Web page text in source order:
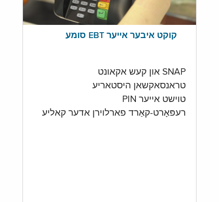
קוקט איבער אייער EBT סומע
SNAP און קעש אקאונט
טראנסאקשאן היסטאריע
טוישט אייער PIN
רעפּאָרט-קאַרד פארלוירן אדער קאליע